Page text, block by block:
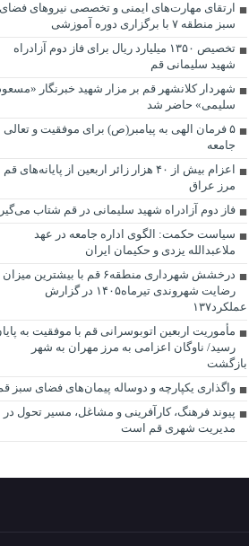
ارتقای مهارت‌های ایمنی و تخصصی نیروهای فضای
سبز منطقه ۷ با برگزاری دوره آموزشی
تخصیص ۱۳۵۰ میلیارد ریال برای فاز دوم آزادراه
شهید سلیمانی قم
شهردار کلانشهر قم بر مزار شهید خبرنگار
سلیمی» حاضر شد
۵ فرمان الهی به پیامبر(ص) برای موفقیت و تعالی
جامعه
اعزام بیش از ۴۰ هزار زائر اربعین از پایانه‌های
مرز عراق
فاز دوم آزادراه شهید سلیمانی در قم شتاب
سیاست حکمت: الگوی اداره جامعه در عهد
ملاعبدالله یزدی و حکیمان ایران
درخشش شهرداری منطقه۶ قم با بیشترین میزان
رضایت شهروندی تیرماه۱۴۰۵ در گزارش
عملکرد۱۳۷
مأموریت اربعین اتوبوسرانی قم با موفقیت به
رسید/ ناوگان اعزامی به مرز مهران به شهر
بازگشت
واگذاری یکپارچه و دوساله پیمان‌های فضای سبز
پیوند فرهنگ، کارآفرینی و مشاغل، مسیر تحول در
مدیریت شهری قم است